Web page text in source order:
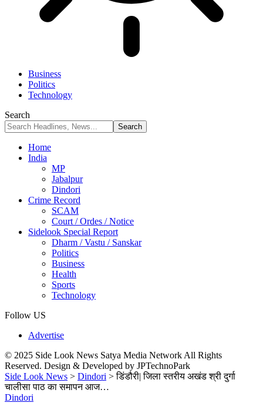
Business
Politics
Technology
Search
Home
India
MP
Jabalpur
Dindori
Crime Record
SCAM
Court / Ordes / Notice
Sidelook Special Report
Dharm / Vastu / Sanskar
Politics
Business
Health
Sports
Technology
Follow US
Advertise
© 2025 Side Look News Satya Media Network All Rights
Reserved. Design & Developed by JPTechnoPark
Side Look News > Dindori >डिंडौरी| जिला स्तरीय अखंड श्री दुर्गा
चालीसा पाठ का समापन आज…
Dindori